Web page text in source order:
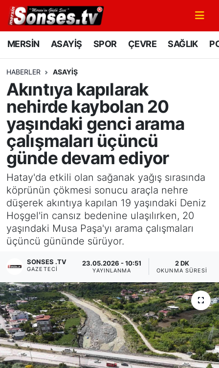
MERSİN ASAYİŞ SPOR ÇEVRE SAĞLIK
HABERLER ASAYİŞ
Akıntıya kapılarak
nehirde kaybolan 20
yaşındaki genci arama
çalışmaları üçüncü
günde devam ediyor
Hatay'da etkili olan sağanak yağış sırasında
köprünün çökmesi sonucu araçla nehre
düşerek akıntıya kapılan 19 yaşındaki Deniz
Hoşgel'in cansız bedenine ulaşılırken, 20
yaşındaki Musa Paşa'yı arama çalışmaları
üçüncü gününde sürüyor.
SONSES .TV
GAZETECI
23.05.2026 - 10:51
YAYINLANMA
2 DK
OKUNMA SÜRESI
MERSİN
SPOR
GÜNÜN MANŞETİ
DÜNYA
KÜLTÜR - SANAT
MAGAZİN
SAĞLIK
Siyaset
YEREL HABER
Haberde insan
Tanıtım
Mersin Nöbetçi Eczaneler
Mersin Namaz Vakitleri
Mersin Trafik Yoğunluk Haritası
Süper Lig Puan Durumu ve Fikstür
Tüm Manşetler
Son Dakika Haberleri
Haber Arşivi